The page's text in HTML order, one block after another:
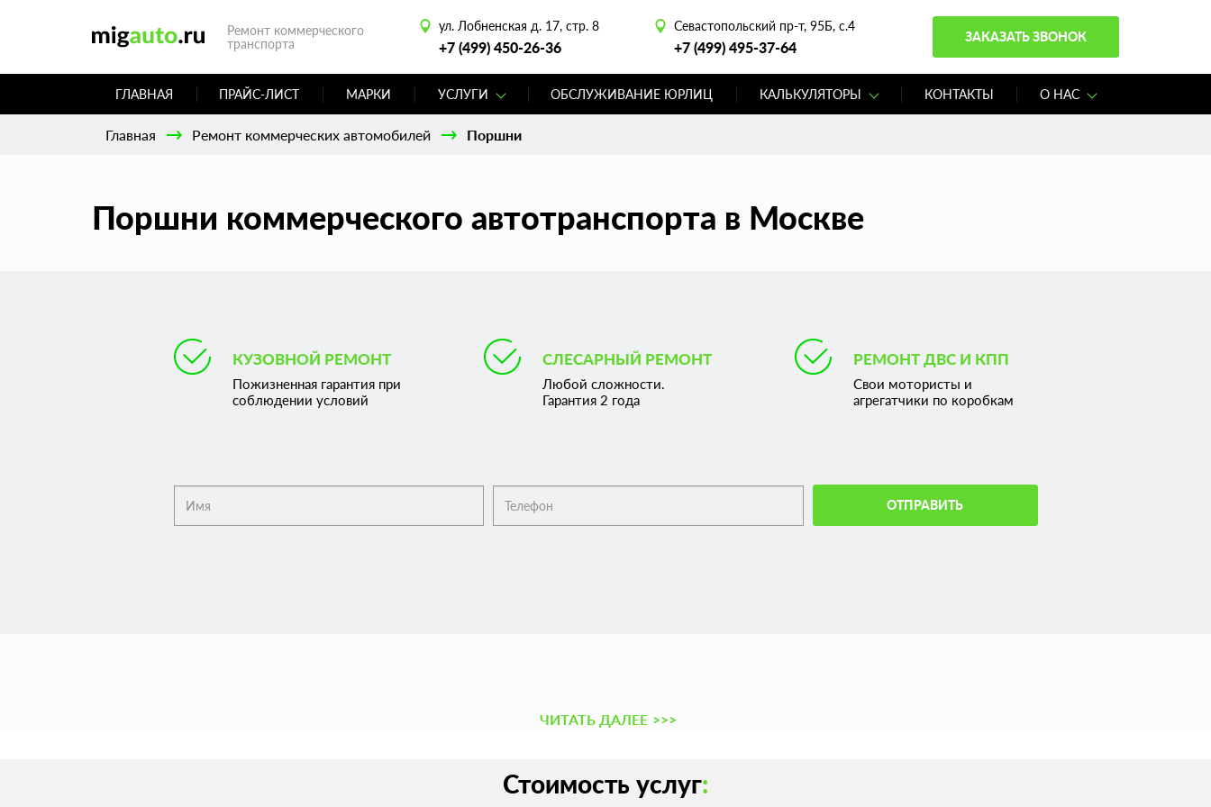
Ремонт коммерческого
транспорта
ул. Лобненская д. 17, стр. 8
+7 (499) 450-26-36
Севастопольский пр-т, 95Б, с.4
+7 (499) 495-37-64
ЗАКАЗАТЬ ЗВОНОК
ГЛАВНАЯ ПРАЙС-ЛИСТ МАРКИ УСЛУГИ ОБСЛУЖИВАНИЕ ЮРЛИЦ КАЛЬКУЛЯТОРЫ КОНТАКТЫ О НАС
Главная Ремонт коммерческих автомобилей Поршни
Поршни коммерческого автотранспорта в Москве
КУЗОВНОЙ РЕМОНТ
Пожизненная гарантия при
соблюдении условий
СЛЕСАРНЫЙ РЕМОНТ
Любой сложности.
Гарантия 2 года
РЕМОНТ ДВС И КПП
Свои мотористы и
агрегатчики по коробкам
ОТПРАВИТЬ
ЧИТАТЬ ДАЛЕЕ >>>
Стоимость услуг: